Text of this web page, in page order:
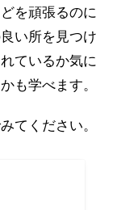
を頑張るのに
い所を見つけ
ているか気に
も学べます。
てください。